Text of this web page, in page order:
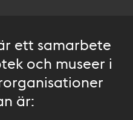
ett samarbete
och museer i
är: